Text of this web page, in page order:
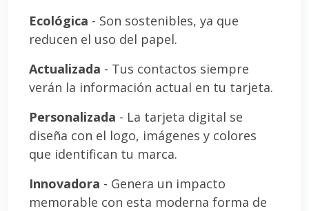
Ecológica - Son sostenibles, ya que
reducen el uso del papel.
Actualizada - Tus contactos siempre
verán la información actual en tu tarjeta.
Personalizada - La tarjeta digital se
diseña con el logo, imágenes y colores
que identifican tu marca.
Innovadora - Genera un impacto
memorable con esta moderna forma de